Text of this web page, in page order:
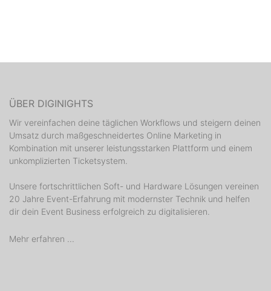
ÜBER DIGINIGHTS
Wir vereinfachen deine täglichen Workflows und steigern deinen
Umsatz durch maßgeschneidertes Online Marketing in
Kombination mit unserer leistungsstarken Plattform und einem
unkomplizierten Ticketsystem.
Unsere fortschrittlichen Soft- und Hardware Lösungen vereinen
20 Jahre Event-Erfahrung mit modernster Technik und helfen
dir dein Event Business erfolgreich zu digitalisieren.
Mehr erfahren ...